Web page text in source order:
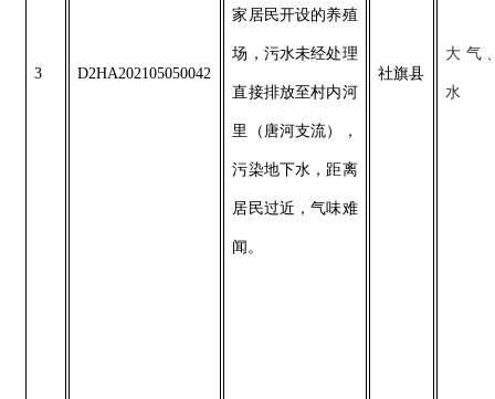
3 D2HA202105050042
家居民开设的养殖
场，污水未经处理
直接排放至村内河
里（唐河支流），
污染地下水，距离
居民过近，气味难
闻。
社旗县
大气
水